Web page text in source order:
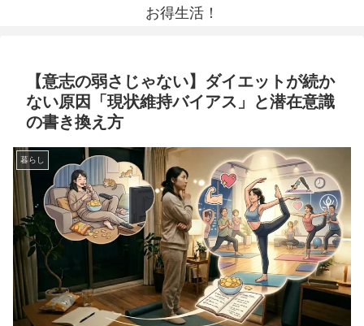
お得生活！
【意志の弱さじゃない】ダイエットが続か
ない原因「現状維持バイアス」と潜在意識
の書き換え方
暮らし